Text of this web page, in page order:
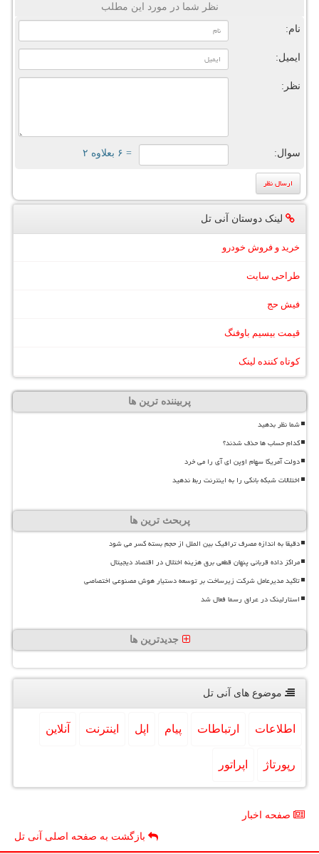
نظر شما در مورد این مطلب
نام:
ایمیل:
نظر:
سوال: = ۶ بعلاوه ۲
لینک دوستان آنی تل
خرید و فروش خودرو
طراحی سایت
فیش حج
قیمت بیسیم باوفنگ
کوتاه کننده لینک
پربیننده ترین ها
شما نظر بدهید
کدام حساب ها حذف شدند؟
دولت آمریکا سهام اوپن ای آی را می خرد
اختلالات شبکه بانکی را به اینترنت ربط ندهید
پربحث ترین ها
دقیقا به اندازه مصرف ترافیک بین الملل از حجم بسته کسر می شود
مراکز داده قربانی پنهان قطعی برق هزینه اختلال در اقتصاد دیجیتال
تاکید مدیرعامل شرکت زیرساخت بر توسعه دستیار هوش مصنوعی اختصاصی
استارلینک در عراق رسما فعال شد
جدیدترین ها
موضوع های آنی تل
اطلاعات ارتباطات پیام اپل اینترنت آنلاین
رپورتاژ اپراتور
صفحه اخبار
بازگشت به صفحه اصلی آنی تل